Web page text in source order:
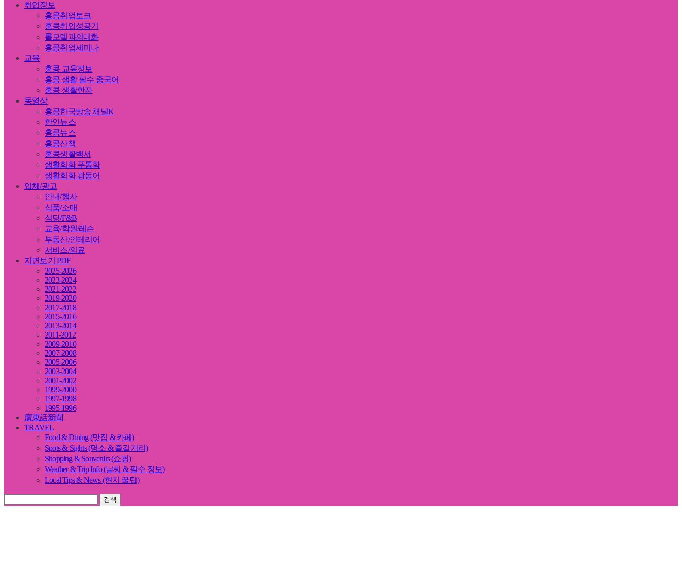
취업정보
홍콩취업토크
홍콩취업성공기
롤모델과의대화
홍콩취업세미나
교육
홍콩 교육정보
홍콩 생활 필수 중국어
홍콩 생활한자
동영상
홍콩한국방송 채널K
한인뉴스
홍콩뉴스
홍콩산책
홍콩생활백서
생활회화 푸통화
생활회화 광동어
업체/광고
안내/행사
식품/소매
식당/F&B
교육/학원/레슨
부동산/인테리어
서비스/의료
지면보기 PDF
2025-2026
2023-2024
2021-2022
2019-2020
2017-2018
2015-2016
2013-2014
2011-2012
2009-2010
2007-2008
2005-2006
2003-2004
2001-2002
1999-2000
1997-1998
1995-1996
廣東話新聞
TRAVEL
Food & Dining (맛집 & 카페)
Spots & Sights (명소 & 즐길거리)
Shopping & Souvenirs (쇼핑)
Weather & Trip Info (날씨 & 필수 정보)
Local Tips & News (현지 꿀팁)
검색